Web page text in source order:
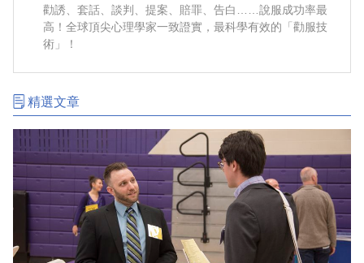
勸誘、套話、談判、提案、賠罪、告白……說服成功率最
高！全球頂尖心理學家一致證實，最科學有效的「勸服技
術」！
精選文章